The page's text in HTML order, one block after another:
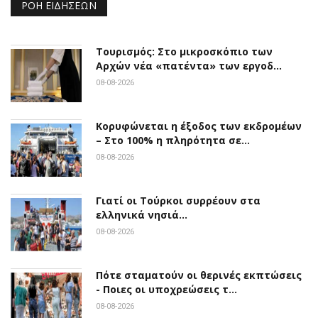
ΡΟΉ ΕΙΔΉΣΕΩΝ
Τουρισμός: Στο μικροσκόπιο των
Αρχών νέα «πατέντα» των εργοδ…
08-08-2026
Κορυφώνεται η έξοδος των εκδρομέων
– Στο 100% η πληρότητα σε…
08-08-2026
Γιατί οι Τούρκοι συρρέουν στα
ελληνικά νησιά…
08-08-2026
Πότε σταματούν οι θερινές εκπτώσεις
- Ποιες οι υποχρεώσεις τ…
08-08-2026